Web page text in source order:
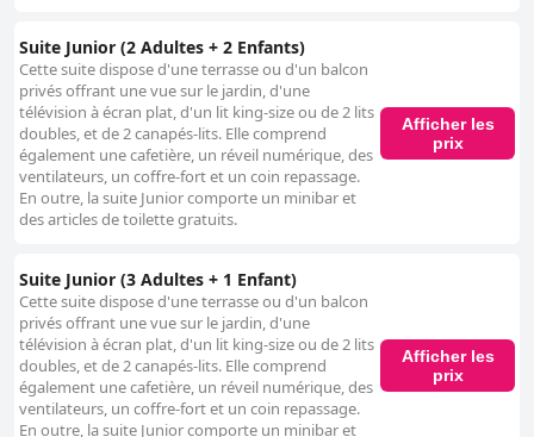
Suite Junior (2 Adultes + 2 Enfants)
Cette suite dispose d'une terrasse ou d'un balcon
privés offrant une vue sur le jardin, d'une
télévision à écran plat, d'un lit king-size ou de 2 lits
doubles, et de 2 canapés-lits. Elle comprend
également une cafetière, un réveil numérique, des
ventilateurs, un coffre-fort et un coin repassage.
En outre, la suite Junior comporte un minibar et
des articles de toilette gratuits.
Afficher les
prix
Suite Junior (3 Adultes + 1 Enfant)
Cette suite dispose d'une terrasse ou d'un balcon
privés offrant une vue sur le jardin, d'une
télévision à écran plat, d'un lit king-size ou de 2 lits
doubles, et de 2 canapés-lits. Elle comprend
également une cafetière, un réveil numérique, des
ventilateurs, un coffre-fort et un coin repassage.
En outre, la suite Junior comporte un minibar et
Afficher les
prix